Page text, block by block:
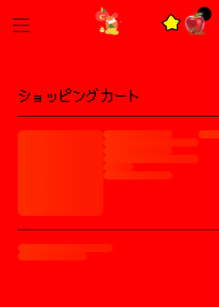
ショッピングカート